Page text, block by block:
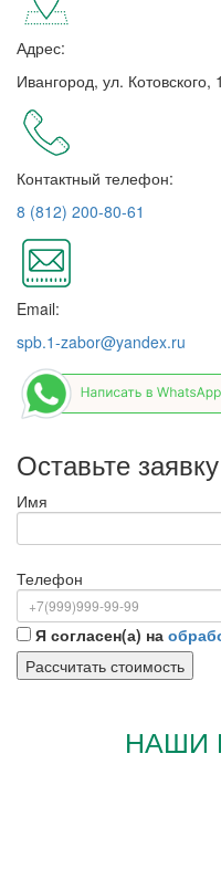
Адрес:
Ивангород, ул. Котовского,
Контактный телефон:
8 (812) 200-80-61
Email:
spb.1-zabor@yandex.ru
Оставьте
Имя
Телефон
Я согласен(а) на
НАШИ